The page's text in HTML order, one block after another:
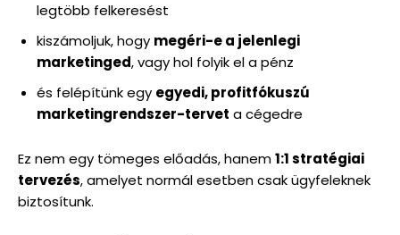
legtöbb felkeresést
kiszámoljuk, hogy megéri-e a jelenlegi
marketinged, vagy hol folyik el a pénz
és felépítünk egy egyedi, profitfókuszú
marketingrendszer-tervet a cégedre
Ez nem egy tömeges előadás, hanem1:1 stratégiai
tervezés, amelyet normál esetben csak ügyfeleknek
biztosítunk.